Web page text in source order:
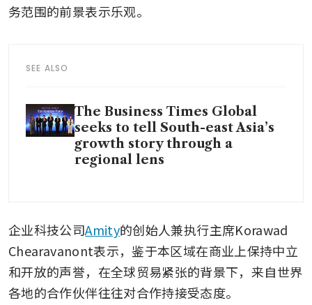
务范围的前景表示乐观。
SEE ALSO
The Business Times Global
seeks to tell South-east Asia’s
growth story through a
regional lens
企业科技公司Amity的创始人兼执行主席Korawad
Chearavanont表示，鉴于本区域在商业上保持中立
和开放的声誉，在全球贸易紧张的背景下，来自世界
各地的合作伙伴往往对合作持接受态度。